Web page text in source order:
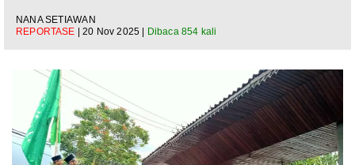
Ngewangkong
Asal Usul
Polpem
Pilkada
NANA SETIAWAN
REPORTASE
| 20 Nov 2025 | Dibaca 854 kali